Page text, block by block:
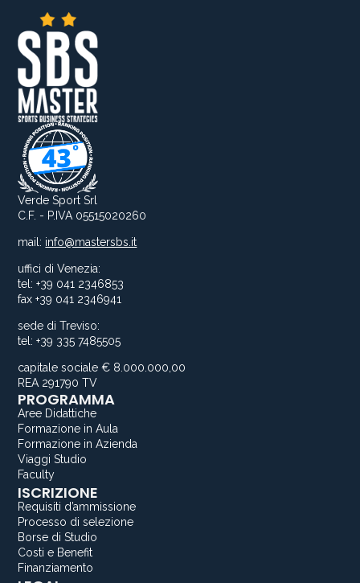
Verde Sport Srl
C.F. - P.IVA 05515020260
mail: info@mastersbs.it
uffici di Venezia:
tel: +39 041 2346853
fax +39 041 2346941
sede di Treviso:
tel: +39 335 7485505
capitale sociale € 8.000.000,00
REA 291790 TV
PROGRAMMA
Aree Didattiche
Formazione in Aula
Formazione in Azienda
Viaggi Studio
Faculty
ISCRIZIONE
Requisiti d’ammissione
Processo di selezione
Borse di Studio
Costi e Benefit
Finanziamento